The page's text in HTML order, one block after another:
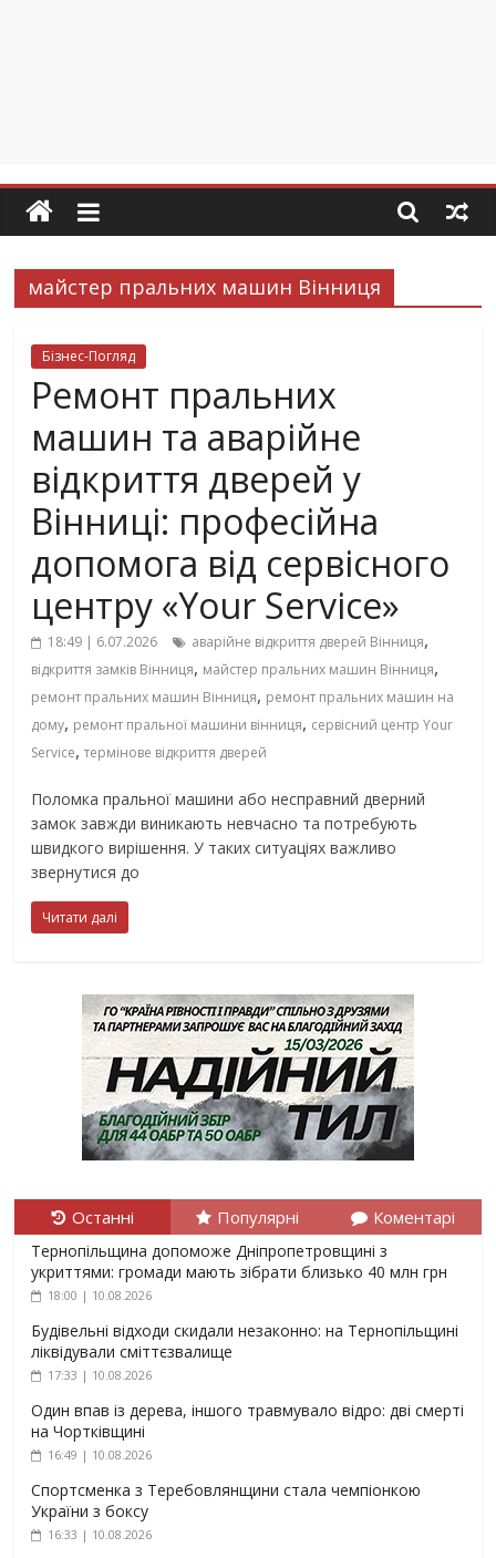
майстер пральних машин Вінниця
Бізнес-Погляд
Ремонт пральних
машин та аварійне
відкриття дверей у
Вінниці: професійна
допомога від сервісного
центру «Your Service»
18:49 | 6.07.2026 аварійне відкриття дверей Вінниця,
відкриття замків Вінниця, майстер пральних машин Вінниця,
ремонт пральних машин Вінниця, ремонт пральних машин на
дому, ремонт пральної машини вінниця, сервісний центр Your
Service,термінове відкриття дверей
Поломка пральної машини або несправний дверний
замок завжди виникають невчасно та потребують
швидкого вирішення. У таких ситуаціях важливо
звернутися до
Читати далі
Останні Популярні Коментарі
Тернопільщина допоможе Дніпропетровщині з
укриттями: громади мають зібрати близько 40 млн грн
18:00 | 10.08.2026
Будівельні відходи скидали незаконно: на Тернопільщині
ліквідували сміттєзвалище
17:33 | 10.08.2026
Один впав із дерева, іншого травмувало відро: дві смерті
на Чортківщині
16:49 | 10.08.2026
Спортсменка з Теребовлянщини стала чемпіонкою
України з боксу
16:33 | 10.08.2026